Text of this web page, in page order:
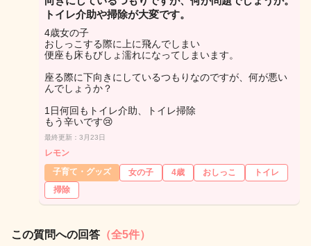
トイレ介助や掃除が大変です。
4歳女の子
おしっこする際に上に飛んでしまい
便座も床もびしょ濡れになってしまいます。
座る際に下向きにしているつもりなのですが、何が悪い
んでしょうか？
1日何回もトイレ介助、トイレ掃除
もう辛いです😢
最終更新：3月23日
レモン
子育て・グッズ
女の子 4歳 おしっこ
トイレ
掃除
この質問への回答 （全5件）